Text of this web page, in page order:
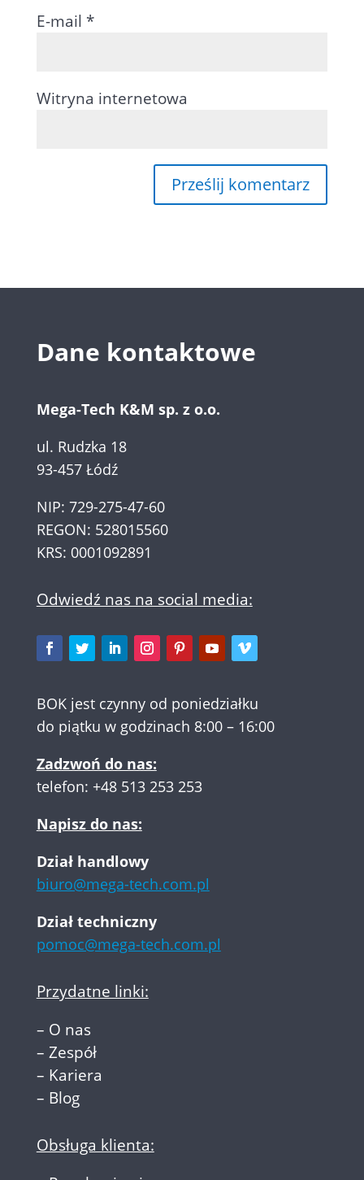
E-mail *
Witryna internetowa
Dane kontaktowe
Mega-Tech K&M sp. z o.o.
ul. Rudzka 18
93-457 Łódź
NIP: 729-275-47-60
REGON: 528015560
KRS: 0001092891
Odwiedź nas na social media:
BOK jest czynny od poniedziałku
do piątku w godzinach 8:00 – 16:00
Zadzwoń do nas:
telefon: +48 513 253 253
Napisz do nas:
Dział handlowy
biuro@mega-tech.com.pl
Dział techniczny
pomoc@mega-tech.com.pl
Przydatne linki:
– O nas
– Zespół
– Kariera
– Blog
Obsługa klienta: